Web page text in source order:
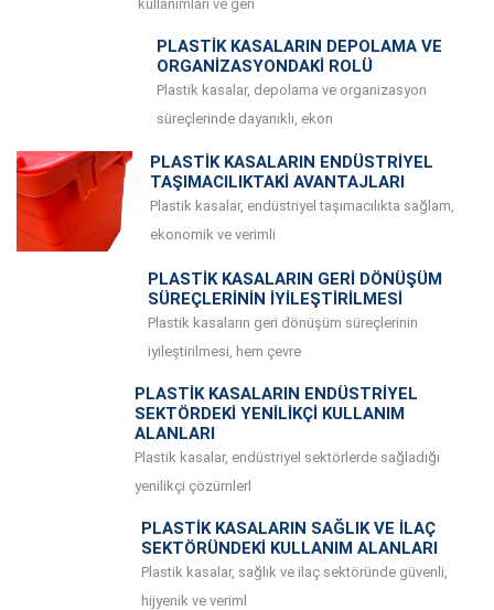
kullanımları ve geri
PLASTIK KASALARIN DEPOLAMA VE
ORGANIZASYONDAKI ROLÜ
Plastik kasalar, depolama ve organizasyon
süreçlerinde dayanıklı, ekon
PLASTIK KASALARIN ENDÜSTRIYEL
TAŞIMACILIKTAKI AVANTAJLARI
Plastik kasalar, endüstriyel taşımacılıkta sağlam,
ekonomik ve verimli
PLASTIK KASALARIN GERI DÖNÜŞÜM
SÜREÇLERININ İYILEŞTIRILMESI
Plastik kasaların geri dönüşüm süreçlerinin
iyileştirilmesi, hem çevre
PLASTIK KASALARIN ENDÜSTRIYEL
SEKTÖRDEKI YENILIKÇI KULLANIM
ALANLARI
Plastik kasalar, endüstriyel sektörlerde sağladığı
yenilikçi çözümlerl
PLASTIK KASALARIN SAĞLIK VE İLAÇ
SEKTÖRÜNDEKI KULLANIM ALANLARI
Plastik kasalar, sağlık ve ilaç sektöründe güvenli,
hijyenik ve veriml